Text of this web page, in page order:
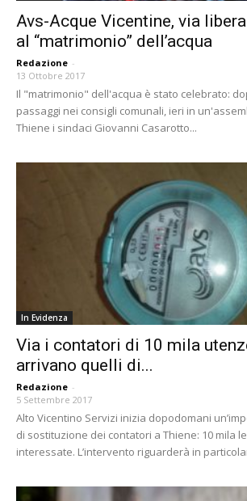
Avs-Acque Vicentine, via
al “matrimonio” dell’acqua
Redazione -
13 Ottobre 2017
Il "matrimonio" dell'acqua è stato celebrato:
passaggi nei consigli comunali, ieri in
Thiene i sindaci Giovanni Casarotto...
In Evidenza
Via i contatori di 10 mila
arrivano quelli di...
Redazione -
5 Settembre 2017
Alto Vicentino Servizi inizia dopodomani
di sostituzione dei contatori a Thiene: 10 mila
interessate. L’intervento riguarderà in